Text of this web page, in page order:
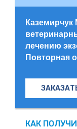
Каземирчук
лечению
Повторная
КАК